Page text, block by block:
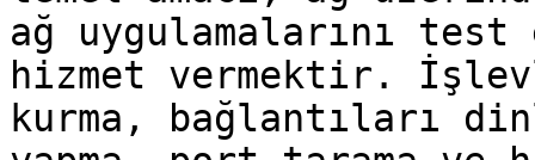
ağ uygulamalarını
hizmet vermektir.
kurma, bağlantıları